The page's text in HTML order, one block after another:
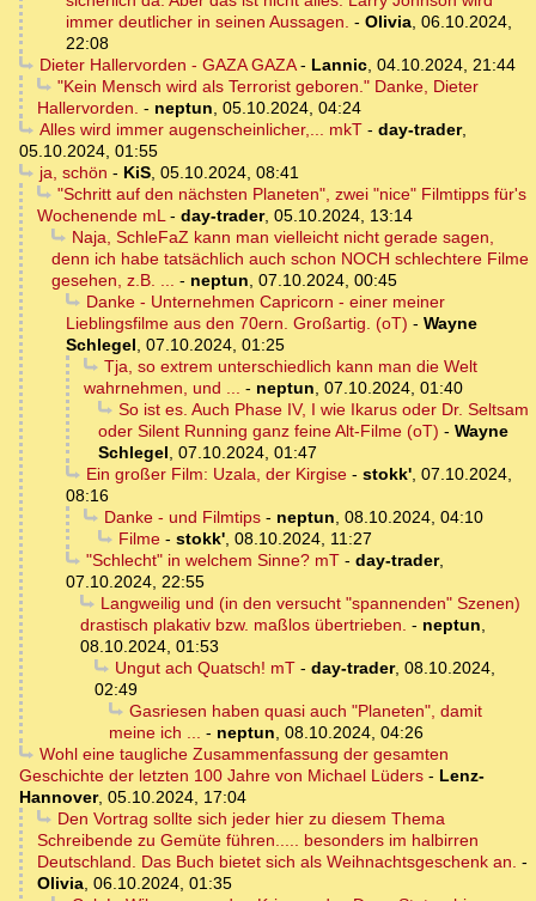
immer deutlicher in seinen Aussagen. - Olivia, 06.10.2024,
22:08
Dieter Hallervorden - GAZA GAZA- Lannic, 04.10.2024, 21:44
"Kein Mensch wird als Terrorist geboren." Danke, Dieter
Hallervorden. - neptun, 05.10.2024, 04:24
Alles wird immer augenscheinlicher,... mkT- day-trader,
05.10.2024, 01:55
ja, schön - KiS, 05.10.2024, 08:41
"Schritt auf den nächsten Planeten", zwei "nice" Filmtipps für's
Wochenende mL- day-trader, 05.10.2024, 13:14
Naja, SchleFaZ kann man vielleicht nicht gerade sagen,
denn ich habe tatsächlich auch schon NOCH schlechtere Filme
gesehen, z.B. ... - neptun, 07.10.2024, 00:45
Danke - Unternehmen Capricorn - einer meiner
Lieblingsfilme aus den 70ern. Großartig. (oT) - Wayne
Schlegel, 07.10.2024, 01:25
Tja, so extrem unterschiedlich kann man die Welt
wahrnehmen, und ... - neptun, 07.10.2024, 01:40
So ist es. Auch Phase IV, I wie Ikarus oder Dr. Seltsam
oder Silent Running ganz feine Alt-Filme (oT) - Wayne
Schlegel, 07.10.2024, 01:47
Ein großer Film: Uzala, der Kirgise- stokk', 07.10.2024,
08:16
Danke - und Filmtips- neptun, 08.10.2024, 04:10
Filme- stokk', 08.10.2024, 11:27
"Schlecht" in welchem Sinne? mT- day-trader,
07.10.2024, 22:55
Langweilig und (in den versucht "spannenden" Szenen)
drastisch plakativ bzw. maßlos übertrieben. - neptun,
08.10.2024, 01:53
Ungut ach Quatsch! mT- day-trader, 08.10.2024,
02:49
Gasriesen haben quasi auch "Planeten", damit
meine ich ... - neptun, 08.10.2024, 04:26
Wohl eine taugliche Zusammenfassung der gesamten
Geschichte der letzten 100 Jahre von Michael Lüders - Lenz-
Hannover, 05.10.2024, 17:04
Den Vortrag sollte sich jeder hier zu diesem Thema
Schreibende zu Gemüte führen..... besonders im halbirren
Deutschland. Das Buch bietet sich als Weihnachtsgeschenk an. -
Olivia, 06.10.2024, 01:35